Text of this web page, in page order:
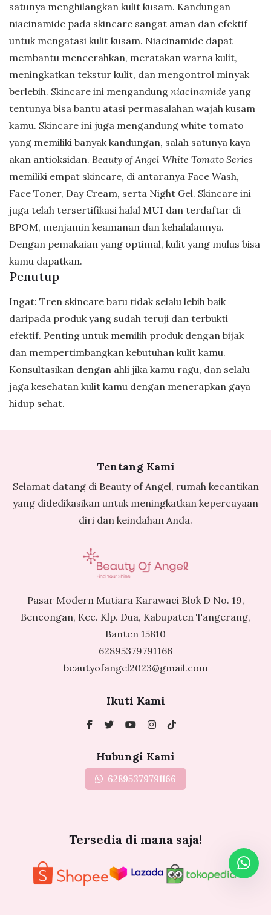
satunya menghilangkan kulit kusam. Kandungan
niacinamide pada skincare sangat aman dan efektif
untuk mengatasi kulit kusam. Niacinamide dapat
membantu mencerahkan, meratakan warna kulit,
meningkatkan tekstur kulit, dan mengontrol minyak
berlebih. Skincare ini mengandung niacinamide yang
tentunya bisa bantu atasi permasalahan wajah kusam
kamu. Skincare ini juga mengandung white tomato
yang memiliki banyak kandungan, salah satunya kaya
akan antioksidan. Beauty of Angel White Tomato Series
memiliki empat skincare, di antaranya Face Wash,
Face Toner, Day Cream, serta Night Gel. Skincare ini
juga telah tersertifikasi halal MUI dan terdaftar di
BPOM, menjamin keamanan dan kehalalannya.
Dengan pemakaian yang optimal, kulit yang mulus bisa
kamu dapatkan.
Penutup
Ingat: Tren skincare baru tidak selalu lebih baik
daripada produk yang sudah teruji dan terbukti
efektif. Penting untuk memilih produk dengan bijak
dan mempertimbangkan kebutuhan kulit kamu.
Konsultasikan dengan ahli jika kamu ragu, dan selalu
jaga kesehatan kulit kamu dengan menerapkan gaya
hidup sehat.
Tentang Kami
Selamat datang di Beauty of Angel, rumah kecantikan
yang didedikasikan untuk meningkatkan kepercayaan
diri dan keindahan Anda.
Pasar Modern Mutiara Karawaci Blok D No. 19,
Bencongan, Kec. Klp. Dua, Kabupaten Tangerang,
Banten 15810
62895379791166
beautyofangel2023@gmail.com
Ikuti Kami
Hubungi Kami
62895379791166
Tersedia di mana saja!